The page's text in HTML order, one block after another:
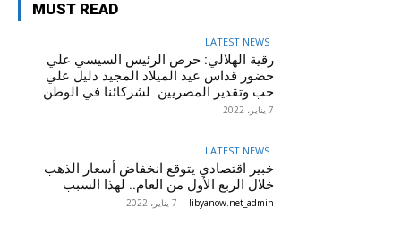
MUST READ
LATEST NEWS
رقية الهلالي: حرص الرئيس السيسي علي
حضور قداس عيد الميلاد المجيد دليل علي
حب وتقدير المصريين لشركائنا في الوطن
7 يناير، 2022
LATEST NEWS
خبير اقتصادي يتوقع انخفاض أسعار الذهب
خلال الربع الأول من العام.. لهذا السبب
libyanow.net_admin
- 7 يناير، 2022